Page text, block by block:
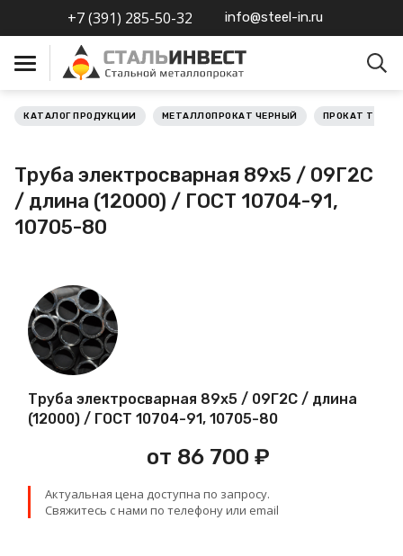
+7 (391) 285-50-32 info@steel-in.ru
Металлопрокат
нержавеющий
Металлопрокат
калиброванный
Профлист
Проволока
КАТАЛОГ ПРОДУКЦИИ МЕТАЛЛОПРОКАТ ЧЕРНЫЙ ПРОКАТ
Труба электросварная 89х5 / 09Г2С
/ длина (12000) / ГОСТ 10704-91,
10705-80
Труба электросварная 89х5 / 09Г2С / длина
(12000) / ГОСТ 10704-91, 10705-80
от 86 700 ₽
Актуальная цена доступна по запросу.
Свяжитесь с нами по телефону или email